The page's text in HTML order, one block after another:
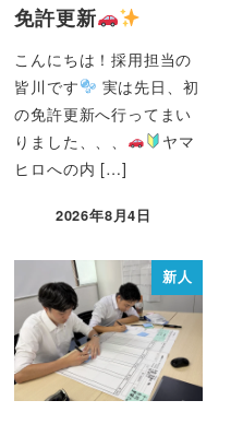
免許更新
こんにちは！採用担当の
皆川です
実は先日、初
の免許更新へ行ってまい
りました、、、
ヤマ
ヒロへの内 […]
2026年8月4日
新人